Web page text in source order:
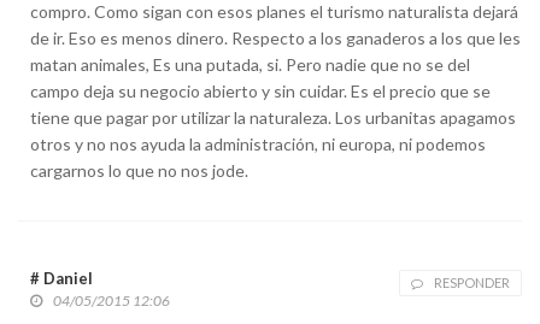
compro. Como sigan con esos planes el turismo naturalista dejará
de ir. Eso es menos dinero. Respecto a los ganaderos a los que les
matan animales, Es una putada, si. Pero nadie que no se del
campo deja su negocio abierto y sin cuidar. Es el precio que se
tiene que pagar por utilizar la naturaleza. Los urbanitas apagamos
otros y no nos ayuda la administración, ni europa, ni podemos
cargarnos lo que no nos jode.
# Daniel RESPONDER
04/05/2015 12:06